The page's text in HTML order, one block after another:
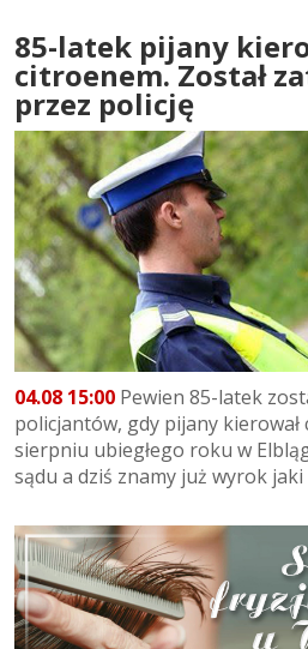
85-latek pijany
citroenem. Został
przez policję
04.08 15:00 Pewien 85-latek
policjantów, gdy pijany kierował
sierpniu ubiegłego roku w
sądu a dziś znamy już wyrok jaki